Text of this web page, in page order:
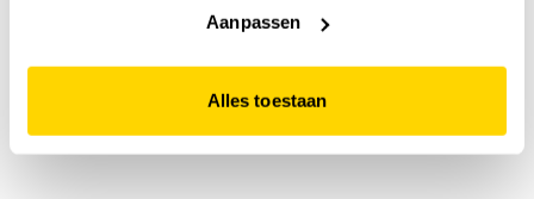
website niet optimaal functioneert.
Aanpassen
Alles toestaan